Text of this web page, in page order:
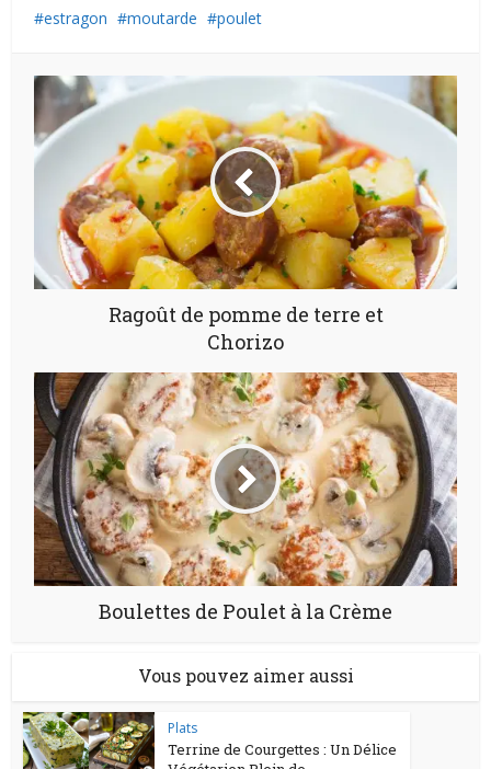
estragon moutarde poulet
Ragoût de pomme de terre et
Chorizo
Boulettes de Poulet à la Crème
Vous pouvez aimer aussi
Plats
Terrine de Courgettes : Un Délice